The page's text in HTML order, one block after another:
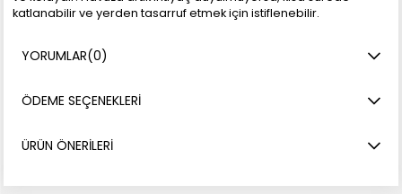
katlanabilir ve yerden tasarruf etmek için istiflenebilir.
yapılmalıdır. Köpeğin mümkün olduğunca patojenik bakterilere
maruz kalmaması için havuzun yanı sıra tüm oyuncakların temiz
durdurulmalıdır. Havuzda geçirilen mutlu bir günün ardından
köpek temiz su ile yıkanmalı ve ardından iyice kurutulmalıdır.
YORUMLAR(0)
ÖDEME SEÇENEKLERI
ÜRÜN ÖNERILERI